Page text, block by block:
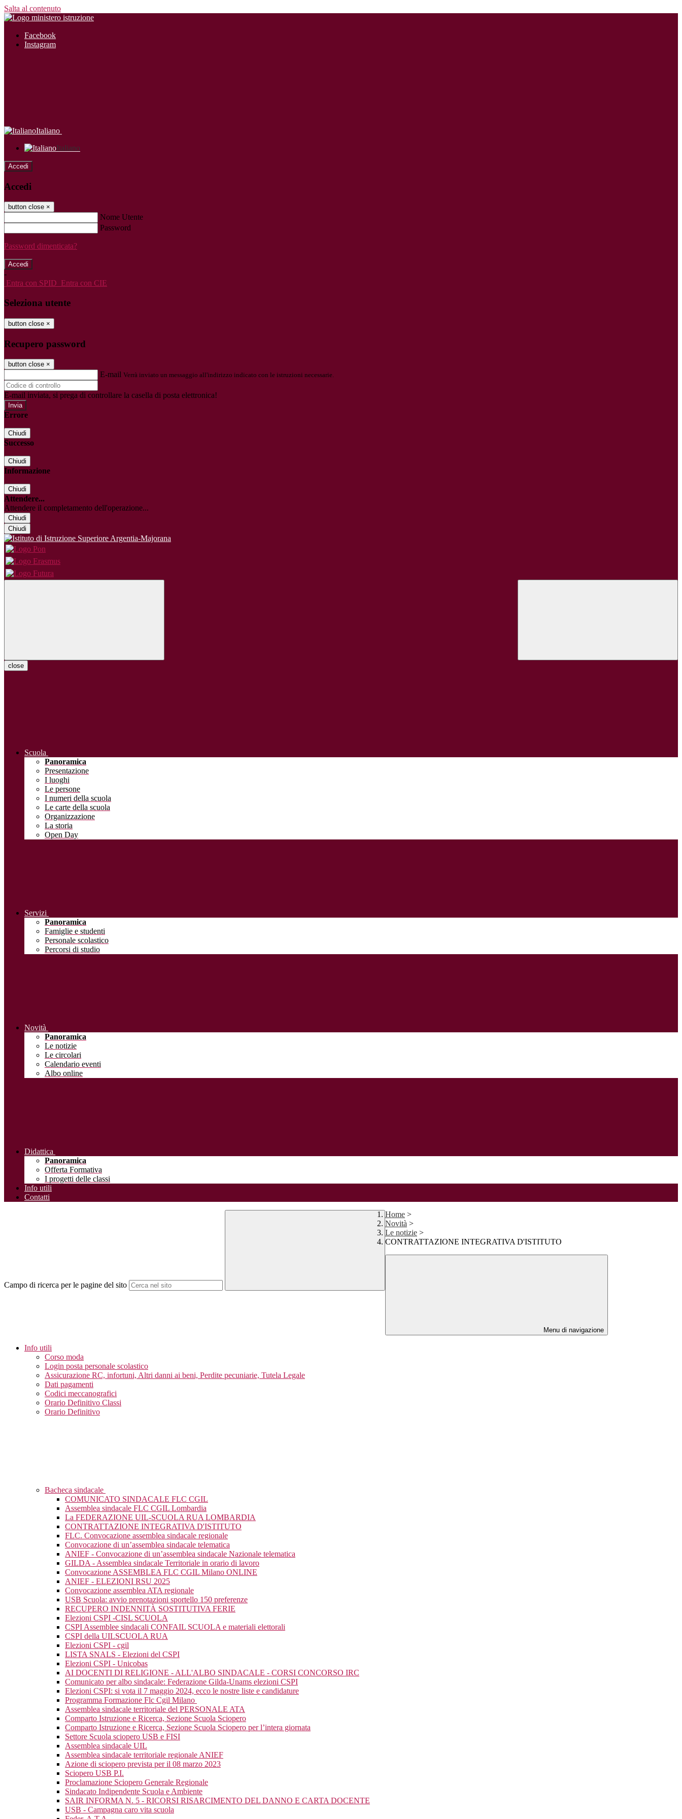
Salta al contenuto
Facebook
Instagram
Italiano
Italiano
Accedi
Accedi
button close ×
Nome Utente
Password
Password dimenticata?
-
Entra con SPID Entra con CIE
Seleziona utente
button close ×
Recupero password
button close ×
E-mail Verrà inviato un messaggio all'indirizzo indicato con le istruzioni necessarie.
E-mail inviata, si prega di controllare la casella di posta elettronica!
Errore
Chiudi
Successo
Chiudi
Informazione
Chiudi
Attendere...
Attendere il completamento dell'operazione...
Chiudi
Chiudi
close
Scuola
Panoramica
Presentazione
I luoghi
Le persone
I numeri della scuola
Le carte della scuola
Organizzazione
La storia
Open Day
Servizi
Panoramica
Famiglie e studenti
Personale scolastico
Percorsi di studio
Novità
Panoramica
Le notizie
Le circolari
Calendario eventi
Albo online
Didattica
Panoramica
Offerta Formativa
I progetti delle classi
Info utili
Contatti
Campo di ricerca per le pagine del sito
Home >
Novità >
Le notizie >
CONTRATTAZIONE INTEGRATIVA D'ISTITUTO
Menu di navigazione
Info utili
Corso moda
Login posta personale scolastico
Assicurazione RC, infortuni, Altri danni ai beni, Perdite pecuniarie, Tutela Legale
Dati pagamenti
Codici meccanografici
Orario Definitivo Classi
Orario Definitivo
Bacheca sindacale
COMUNICATO SINDACALE FLC CGIL
Assemblea sindacale FLC CGIL Lombardia
La FEDERAZIONE UIL-SCUOLA RUA LOMBARDIA
CONTRATTAZIONE INTEGRATIVA D'ISTITUTO
FLC. Convocazione assemblea sindacale regionale
Convocazione di un’assemblea sindacale telematica
ANIEF - Convocazione di un’assemblea sindacale Nazionale telematica
GILDA - Assemblea sindacale Territoriale in orario di lavoro
Convocazione ASSEMBLEA FLC CGIL Milano ONLINE
ANIEF - ELEZIONI RSU 2025
Convocazione assemblea ATA regionale
USB Scuola: avvio prenotazioni sportello 150 preferenze
RECUPERO INDENNITÀ SOSTITUTIVA FERIE
Elezioni CSPI -CISL SCUOLA
CSPI Assemblee sindacali CONFAIL SCUOLA e materiali elettorali
CSPI della UILSCUOLA RUA
Elezioni CSPI - cgil
LISTA SNALS - Elezioni del CSPI
Elezioni CSPI - Unicobas
AI DOCENTI DI RELIGIONE - ALL'ALBO SINDACALE - CORSI CONCORSO IRC
Comunicato per albo sindacale: Federazione Gilda-Unams elezioni CSPI
Elezioni CSPI: si vota il 7 maggio 2024, ecco le nostre liste e candidature
Programma Formazione Flc Cgil Milano
Assemblea sindacale territoriale del PERSONALE ATA
Comparto Istruzione e Ricerca, Sezione Scuola Sciopero
Comparto Istruzione e Ricerca, Sezione Scuola Sciopero per l’intera giornata
Settore Scuola sciopero USB e FISI
Assemblea sindacale UIL
Assemblea sindacale territoriale regionale ANIEF
Azione di sciopero prevista per il 08 marzo 2023
Sciopero USB P.I.
Proclamazione Sciopero Generale Regionale
Sindacato Indipendente Scuola e Ambiente
SAIR INFORMA N. 5 - RICORSI RISARCIMENTO DEL DANNO E CARTA DOCENTE
USB - Campagna caro vita scuola